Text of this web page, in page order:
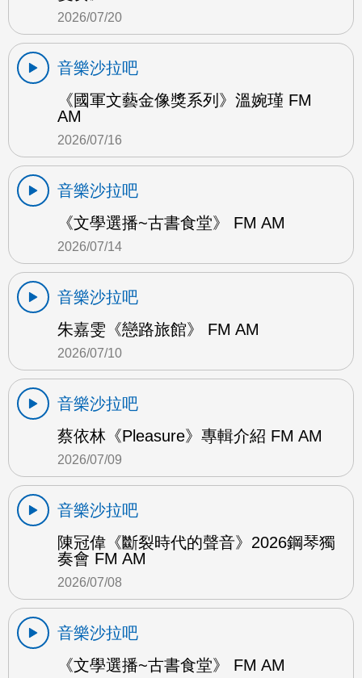
2026/07/20
音樂沙拉吧
《國軍文藝金像獎系列》溫婉瑾 FM
AM
2026/07/16
音樂沙拉吧
《文學選播~古書食堂》 FM AM
2026/07/14
音樂沙拉吧
朱嘉雯《戀路旅館》 FM AM
2026/07/10
音樂沙拉吧
蔡依林《Pleasure》專輯介紹 FM AM
2026/07/09
音樂沙拉吧
陳冠偉《斷裂時代的聲音》2026鋼琴獨
奏會 FM AM
2026/07/08
音樂沙拉吧
《文學選播~古書食堂》 FM AM